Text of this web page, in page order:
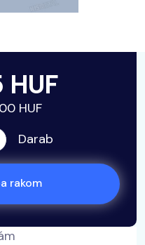
HUF
Darab
rakom